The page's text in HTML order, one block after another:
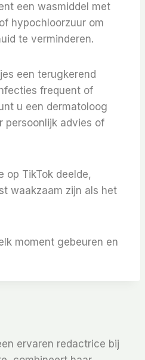
een wasmiddel met
hypochloorzuur om
te verminderen.
een terugkerend
frequent of
u een dermatoloog
persoonlijk advies of
op TikTok deelde,
waakzaam zijn als het
moment gebeuren en
ervaren redactrice bij